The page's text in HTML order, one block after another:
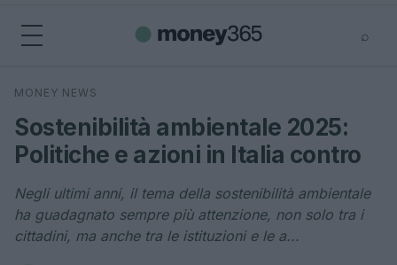
⌕
Cerca
MONEY NEWS
Sostenibilità ambientale 2025:
Politiche e azioni in Italia contro
Negli ultimi anni, il tema della sostenibilità ambientale
ha guadagnato sempre più attenzione, non solo tra i
cittadini, ma anche tra le istituzioni e le a...